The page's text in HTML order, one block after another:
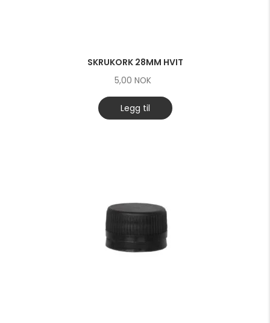
SKRUKORK 28MM HVIT
5,00 NOK
Legg til